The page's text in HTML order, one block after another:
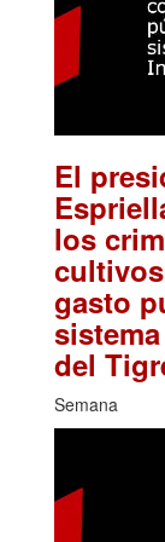
El
los
gasto
del
Semana